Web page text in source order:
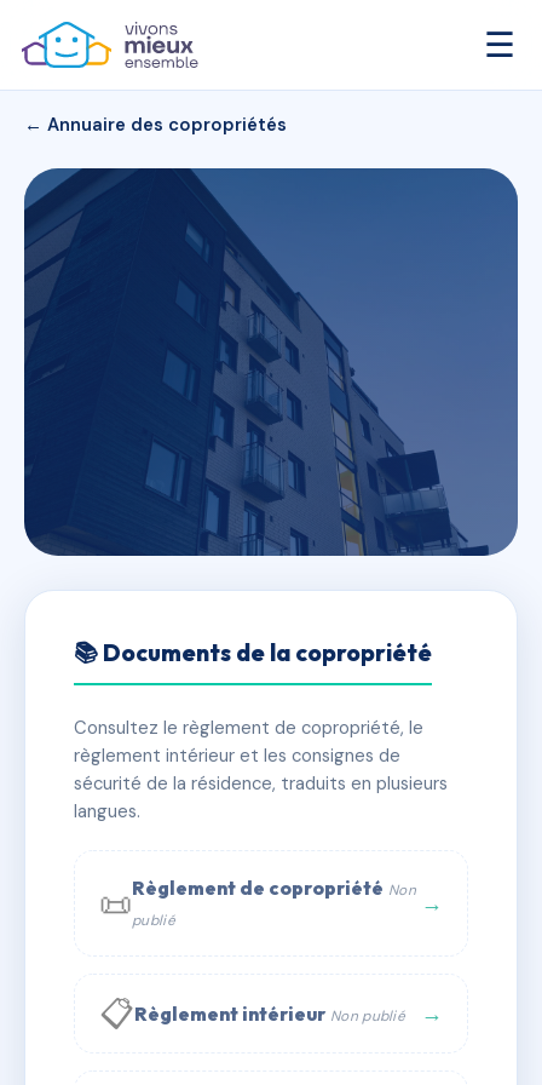
☰
← Annuaire des copropriétés
21 BD Dauzac
⚠ IMMATRICULEE_RATTACHEMENT_EXPIRE
⚠ Admin. provisoire
🏠 4 lots 🏗 1 bâtiment(s)
📞 Contacter Syndic Digital 💬 WhatsApp
✉ Email
📚 Documents de la copropriété
Consultez le règlement de copropriété, le
règlement intérieur et les consignes de
sécurité de la résidence, traduits en plusieurs
langues.
📜Règlement de copropriété Non
publié
→
📋Règlement intérieur Non publié →